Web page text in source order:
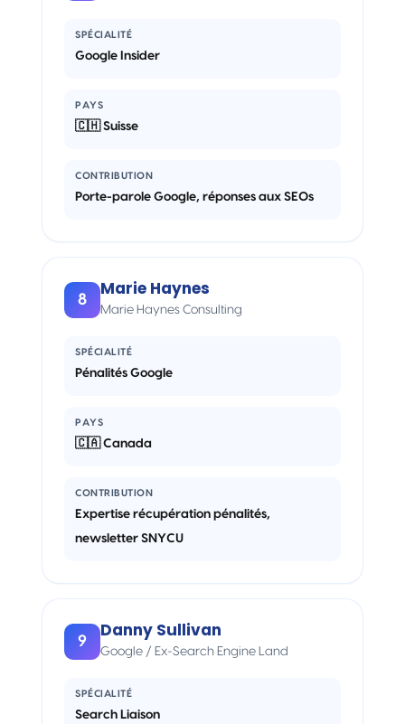
SPÉCIALITÉ
Google Insider
PAYS
🇨🇭 Suisse
CONTRIBUTION
Porte-parole Google, réponses aux SEOs
8
Marie Haynes
Marie Haynes Consulting
SPÉCIALITÉ
Pénalités Google
PAYS
🇨🇦 Canada
CONTRIBUTION
Expertise récupération pénalités,
newsletter SNYCU
9
Danny Sullivan
Google / Ex-Search Engine Land
SPÉCIALITÉ
Search Liaison